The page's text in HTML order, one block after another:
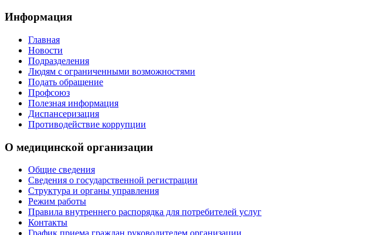
Информация
Главная
Новости
Подразделения
Людям с ограниченными возможностями
Подать обращение
Профсоюз
Полезная информация
Диспансеризация
Противодействие коррупции
О медицинской организации
Общие сведения
Сведения о государственной регистрации
Структура и органы управления
Режим работы
Правила внутреннего распорядка для потребителей услуг
Контакты